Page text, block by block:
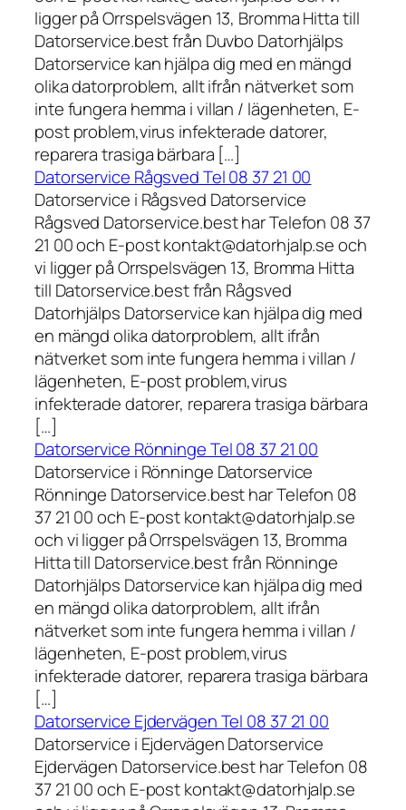
ligger på Orrspelsvägen 13, Bromma Hitta till
Datorservice.best från Duvbo Datorhjälps
Datorservice kan hjälpa dig med en mängd
olika datorproblem, allt ifrån nätverket som
inte fungera hemma i villan / lägenheten, E-
post problem,virus infekterade datorer,
reparera trasiga bärbara […]
Datorservice Rågsved Tel 08 37 21 00
Datorservice i Rågsved Datorservice
Rågsved Datorservice.best har Telefon 08 37
21 00 och E-post kontakt@datorhjalp.se och
vi ligger på Orrspelsvägen 13, Bromma Hitta
till Datorservice.best från Rågsved
Datorhjälps Datorservice kan hjälpa dig med
en mängd olika datorproblem, allt ifrån
nätverket som inte fungera hemma i villan /
lägenheten, E-post problem,virus
infekterade datorer, reparera trasiga bärbara
[…]
Datorservice Rönninge Tel 08 37 21 00
Datorservice i Rönninge Datorservice
Rönninge Datorservice.best har Telefon 08
37 21 00 och E-post kontakt@datorhjalp.se
och vi ligger på Orrspelsvägen 13, Bromma
Hitta till Datorservice.best från Rönninge
Datorhjälps Datorservice kan hjälpa dig med
en mängd olika datorproblem, allt ifrån
nätverket som inte fungera hemma i villan /
lägenheten, E-post problem,virus
infekterade datorer, reparera trasiga bärbara
[…]
Datorservice Ejdervägen Tel 08 37 21 00
Datorservice i Ejdervägen Datorservice
Ejdervägen Datorservice.best har Telefon 08
37 21 00 och E-post kontakt@datorhjalp.se